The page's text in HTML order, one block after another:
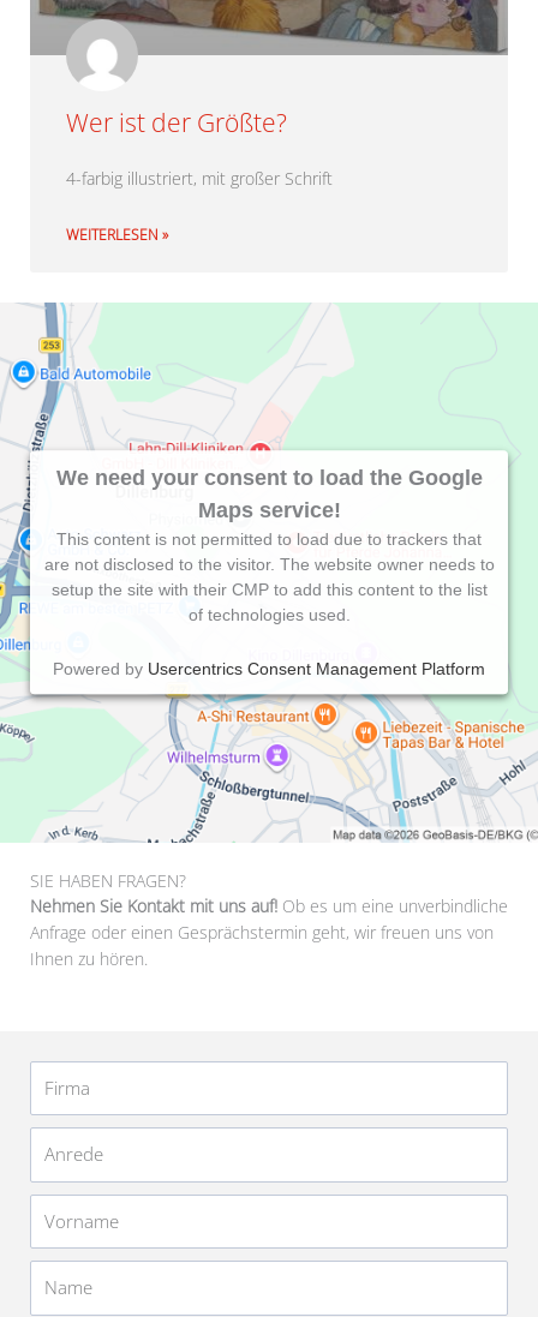
Wer ist der Größte?
4-farbig illustriert, mit großer Schrift
WEITERLESEN »
We need your consent to load the Google
Maps service!
This content is not permitted to load due to trackers that
are not disclosed to the visitor. The website owner needs to
setup the site with their CMP to add this content to the list
of technologies used.
Powered by Usercentrics Consent Management Platform
SIE HABEN FRAGEN?
Nehmen Sie Kontakt mit uns auf! Ob es um eine unverbindliche
Anfrage oder einen Gesprächstermin geht, wir freuen uns von
Ihnen zu hören.